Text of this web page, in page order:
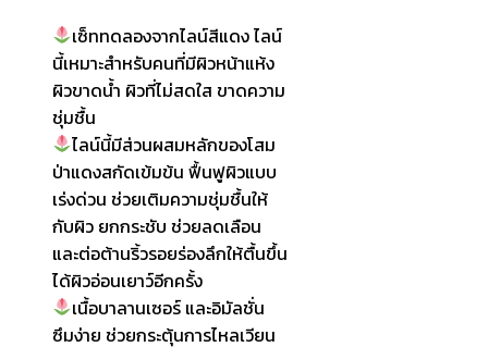
เซ็ททดลองจากไลน์สีแดง ไลน์
นี้เหมาะสำหรับคนที่มีผิวหน้าแห้ง
ผิวขาดน้ำ ผิวที่ไม่สดใส ขาดความ
ชุ่มชื้น
ไลน์นี้มีส่วนผสมหลักของโสม
ป่าแดงสกัดเข้มข้น ฟื้นฟูผิวแบบ
เร่งด่วน ช่วยเติมความชุ่มชื้นให้
กับผิว ยกกระชับ ช่วยลดเลือน
และต่อต้านริ้วรอยร่องลึกให้ตื้นขึ้น
ได้ผิวอ่อนเยาว์อีกครั้ง
เนื้อบาลานเซอร์ และอิมัลชั่น
ซึมง่าย ช่วยกระตุ้นการไหลเวียน